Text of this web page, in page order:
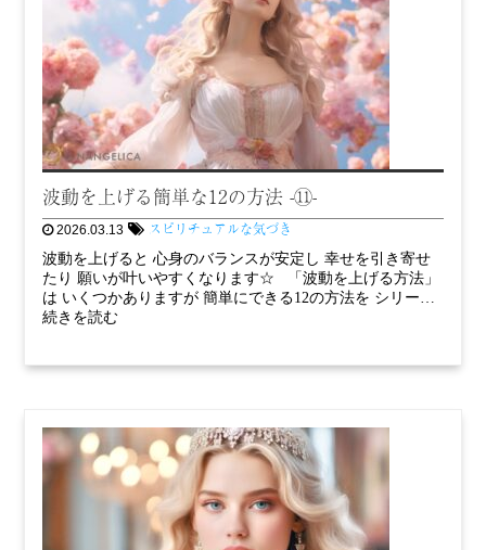
波動を上げる簡単な12の方法 -⑪-
2026.03.13 スピリチュアルな気づき
波動を上げると 心身のバランスが安定し 幸せを引き寄せ
たり 願いが叶いやすくなります☆ 「波動を上げる方法」
は いくつかありますが 簡単にできる12の方法を シリー…
続きを読む